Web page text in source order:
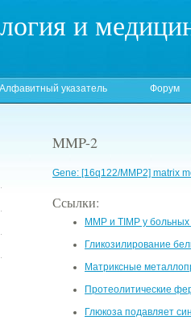
и
Алфавитный указатель Форум
MMP-2
Gene: [16q122/MMP2] matrix
Ссылки:
MMP и TIMP у
Гликозилирование
Матриксные
Протеолитические
Глюкоза подавляет